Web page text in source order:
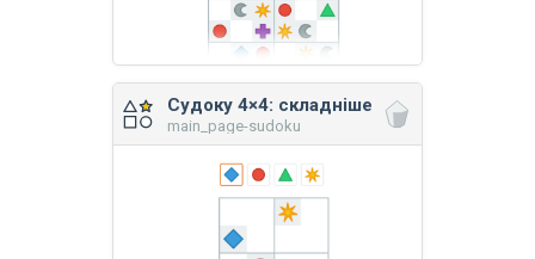
Судоку 4×4: складніше
main_page-sudoku